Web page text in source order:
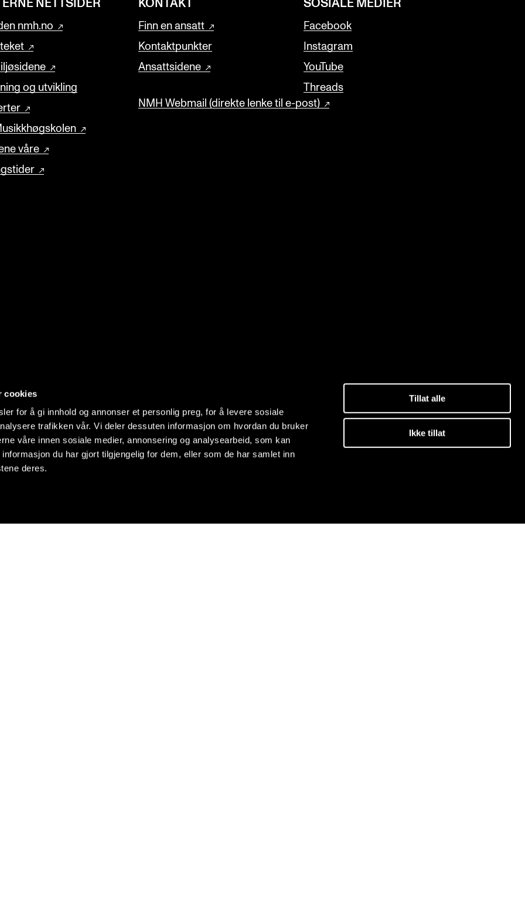
cookies
for å gi innhold og annonser et personlig preg, for å levere sosiale
trafikken vår. Vi deler dessuten informasjon om hvordan du bruker
våre innen sosiale medier, annonsering og analysearbeid, som kan
du har gjort tilgjengelig for dem, eller som de har samlet inn
deres.
Tillat alle
Ikke tillat
NETTSIDER
nmh.no
og utvikling
våre
KONTAKT
Finn en ansatt
Kontaktpunkter
Ansattsidene
NMH Webmail (direkte lenke til e-post)
SOSIALE MEDIER
Facebook
Instagram
YouTube
Threads